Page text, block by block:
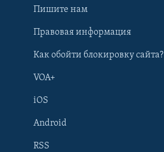
Пишите нам
Правовая информация
Как обойти блокировку сайта?
VOA+
iOS
Android
RSS